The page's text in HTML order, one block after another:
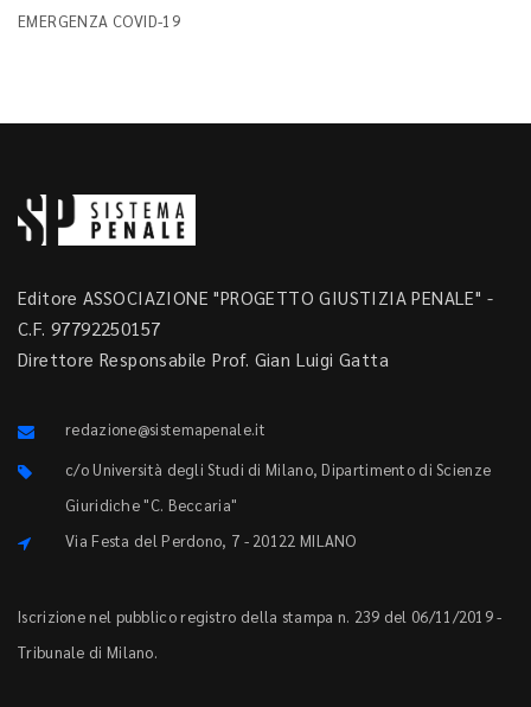
EMERGENZA COVID-19
Editore ASSOCIAZIONE "PROGETTO GIUSTIZIA PENALE" -
C.F. 97792250157
Direttore Responsabile Prof. Gian Luigi Gatta
redazione@sistemapenale.it
c/o Università degli Studi di Milano, Dipartimento di Scienze
Giuridiche "C. Beccaria"
Via Festa del Perdono, 7 - 20122 MILANO
Iscrizione nel pubblico registro della stampa n. 239 del 06/11/2019 -
Tribunale di Milano.